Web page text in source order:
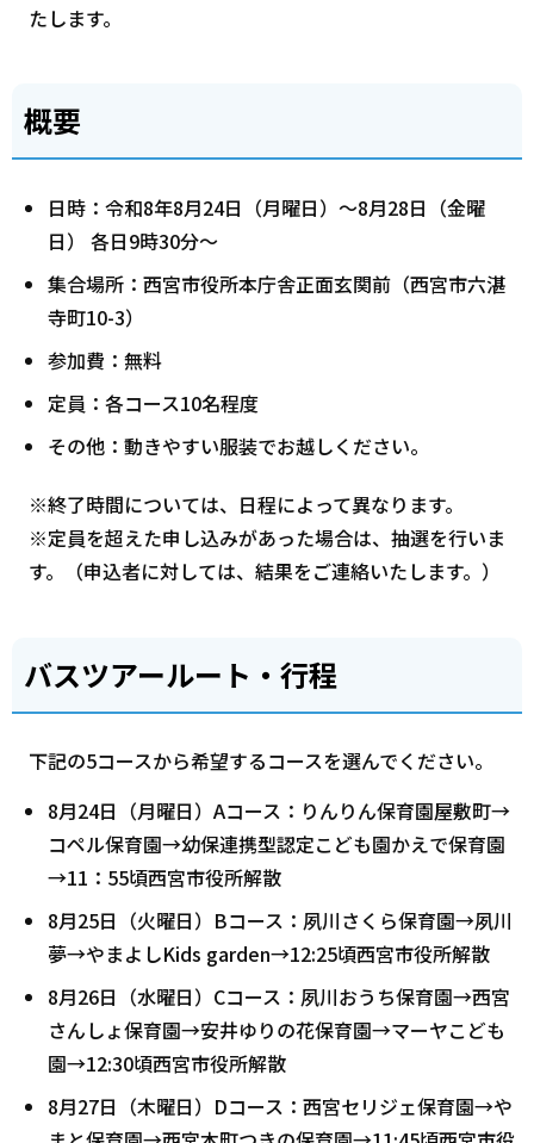
たします。
概要
日時：令和8年8月24日（月曜日）～8月28日（金曜
日） 各日9時30分～
集合場所：西宮市役所本庁舎正面玄関前（西宮市六湛
寺町10-3）
参加費：無料
定員：各コース10名程度
その他：動きやすい服装でお越しください。
※終了時間については、日程によって異なります。
※定員を超えた申し込みがあった場合は、抽選を行いま
す。（申込者に対しては、結果をご連絡いたします。）
バスツアールート・行程
下記の5コースから希望するコースを選んでください。
8月24日（月曜日）Aコース：りんりん保育園屋敷町→
コペル保育園→幼保連携型認定こども園かえで保育園
→11：55頃西宮市役所解散
8月25日（火曜日）Bコース：夙川さくら保育園→夙川
夢→やまよしKids garden→12:25頃西宮市役所解散
8月26日（水曜日）Cコース：夙川おうち保育園→西宮
さんしょ保育園→安井ゆりの花保育園→マーヤこども
園→12:30頃西宮市役所解散
8月27日（木曜日）Dコース：西宮セリジェ保育園→や